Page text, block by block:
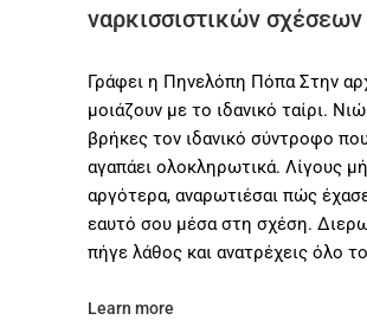
ναρκισσιστικών σχέσεων
Γράφει η Πηνελόπη Πόπα Στην
μοιάζουν με το ιδανικό ταίρι.
βρήκες τον ιδανικό σύντροφο
αγαπάει ολοκληρωτικά. Λίγους
αργότερα, αναρωτιέσαι πώς
εαυτό σου μέσα στη σχέση.
πήγε λάθος και ανατρέχεις όλο το
Learn more